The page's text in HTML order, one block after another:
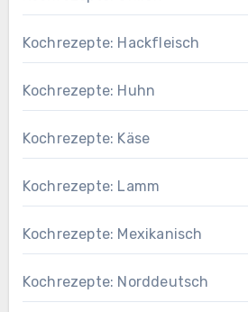
Kochrezepte: Hackfleisch
Kochrezepte: Huhn
Kochrezepte: Käse
Kochrezepte: Lamm
Kochrezepte: Mexikanisch
Kochrezepte: Norddeutsch